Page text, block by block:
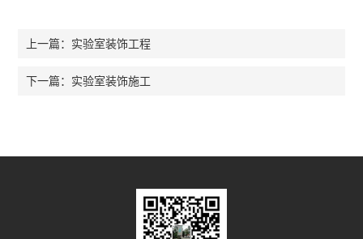
上一篇： 实验室装饰工程
下一篇： 实验室装饰施工